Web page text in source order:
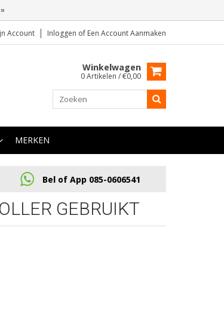
Account Inloggen of Een Account Aanmaken
Winkelwagen
0 Artikelen / €0,00
MERKEN
Bel of App 085-0606541
GEBRUIKT